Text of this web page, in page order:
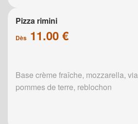
Pizza rimini
Dès 11.00 €
Base crème fraîche, mozzarella,
pommes de terre, reblochon